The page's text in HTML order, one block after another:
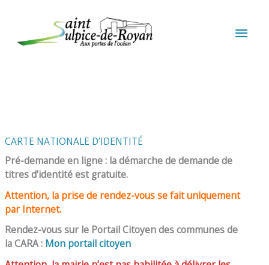
CARTE NATIONALE D’IDENTITÉ
Pré-demande en ligne : la démarche de demande de
titres d’identité est gratuite.
Attention, la prise de rendez-vous se fait uniquement
par Internet.
Rendez-vous sur le Portail Citoyen des communes de
la CARA : Mon portail citoyen